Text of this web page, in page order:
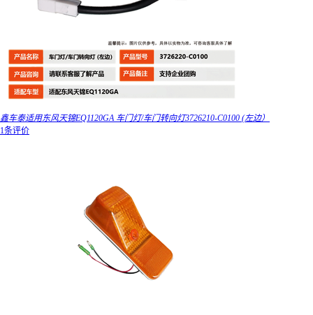
鑫车泰适用东风天锦EQ1120GA 车门灯/车门转向灯3726210-C0100 (左边）
1条评价